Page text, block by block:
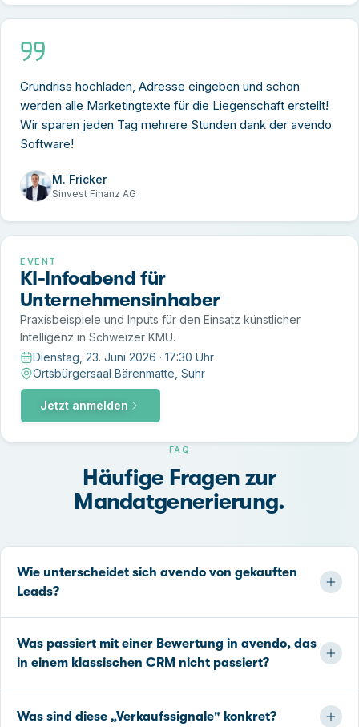
Grundriss hochladen, Adresse eingeben und schon
werden alle Marketingtexte für die Liegenschaft erstellt!
Wir sparen jeden Tag mehrere Stunden dank der avendo
Software!
M. Fricker
Sinvest Finanz AG
EVENT
KI-Infoabend für
Unternehmensinhaber
Praxisbeispiele und Inputs für den Einsatz künstlicher
Intelligenz in Schweizer KMU.
Datum
Dienstag, 23. Juni 2026 · 17:30 Uhr
OrtOrtsbürgersaal Bärenmatte, Suhr
Jetzt anmelden
FAQ
Häufige Fragen zur
Mandatgenerierung.
Wie unterscheidet sich avendo von gekauften
Leads?
Was passiert mit einer Bewertung in avendo, das
in einem klassischen CRM nicht passiert?
Was sind diese „Verkaufssignale" konkret?